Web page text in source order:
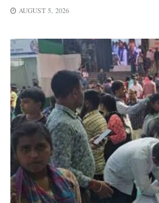
AUGUST 5, 2026